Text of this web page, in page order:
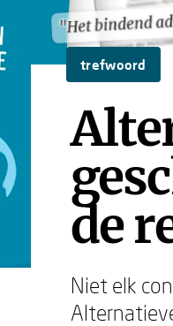
"Het bindend
"Het bindend
trefwoord
de
Niet elk